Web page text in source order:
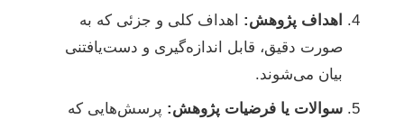
اهداف پژوهش: اهداف کلی و جزئی که به
صورت دقیق، قابل اندازه‌گیری و دست‌یافتنی
بیان می‌شوند.
سوالات یا فرضیات پژوهش: پرسش‌هایی که